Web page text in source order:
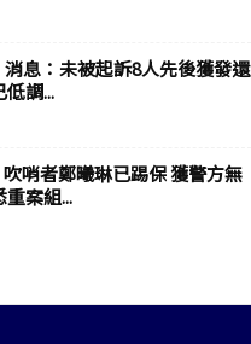
息：未被起訴8人先後獲發還
調...
吹哨者鄭曦琳已踢保 獲警方無
案組...